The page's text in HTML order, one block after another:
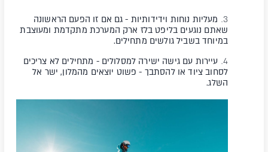
מעליות נוחות וידידותיות - גם אם זו הפעם הראשונה
שאתם נוגעים בליפט בלז ארק המערכת מתקדמת ומעוצבת
במיוחד בשביל גולשים מתחילים.
עיירות עם גישה ישירה למסלולים - מתחילים לא צריכים
לסחוב ציוד או להסתבך - פשוט יוצאים מהמלון, ישר אל
השלג.